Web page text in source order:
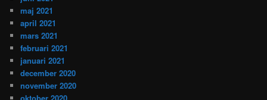
maj 2021
april 2021
mars 2021
februari 2021
januari 2021
december 2020
november 2020
oktober 2020